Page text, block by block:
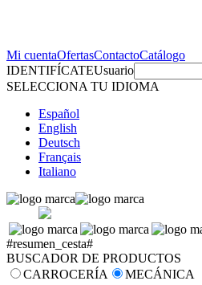
Mi cuentaOfertasContactoCatálogo
IDENTIFÍCATEUsuario
SELECCIONA TU IDIOMA
Español
English
Deutsch
Français
Italiano
#resumen_cesta#
BUSCADOR DE PRODUCTOS
CARROCERÍA
MECÁNICA